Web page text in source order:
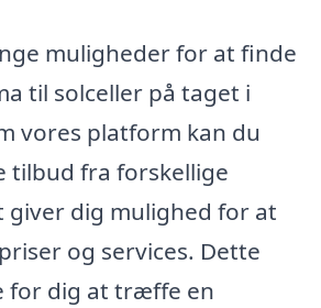
muligheder for at finde
til solceller på taget i
vores platform kan du
tilbud fra forskellige
giver dig mulighed for at
og services. Dette
for dig at træffe en